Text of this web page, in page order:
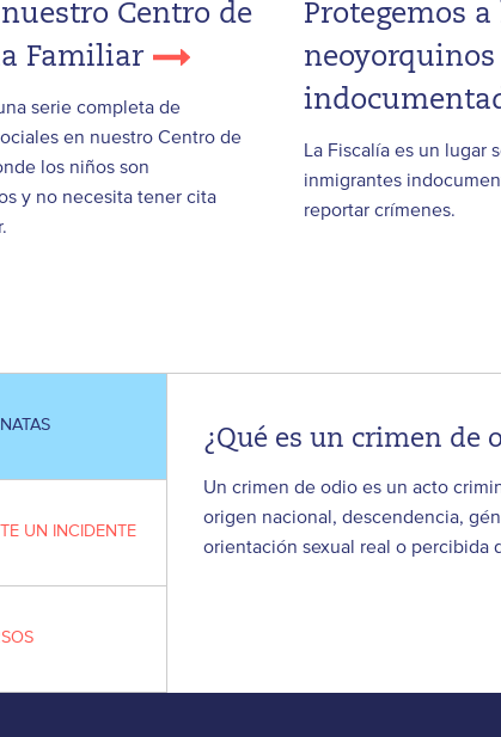
Centro de
Familiar
serie completa de
en nuestro Centro de
los niños son
y no necesita tener cita
Protegemos a
neoyorquinos
La Fiscalía es un lugar
inmigrantes
reportar crímenes.
UN INCIDENTE
¿Qué es un crimen de
Un crimen de odio es un acto
origen nacional, descendencia,
orientación sexual real o percibida